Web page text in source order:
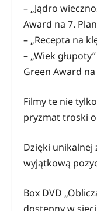
– „Jądro
Award na 7.
– „Recepta na
– „Wiek
Green Award
Filmy te nie
pryzmat troski
Dzięki unikalnej
wyjątkową
Box DVD